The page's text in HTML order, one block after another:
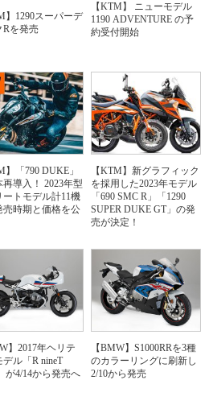
】1290スーパーデ
Rを発売
【KTM】 ニューモデル
1190 ADVENTURE の予
約受付開始
】「790 DUKE」
再導入！ 2023年型
ートモデル計11機
売時期と価格を公
【KTM】新グラフィック
を採用した2023年モデル
「690 SMC R」「1290
SUPER DUKE GT」の発
売が決定！
】2017年ヘリテ
デル「R nineT
が4/14から発売へ
【BMW】S1000RRを3種
のカラーリングに刷新し
2/10から発売